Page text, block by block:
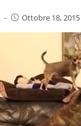
- Ottobre 18, 2015